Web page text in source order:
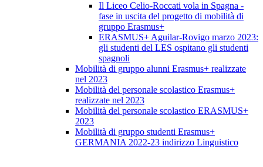
Il Liceo Celio-Roccati vola in Spagna -
fase in uscita del progetto di mobilità di
gruppo Erasmus+
ERASMUS+ Aguilar-Rovigo marzo 2023:
gli studenti del LES ospitano gli studenti
spagnoli
Mobilità di gruppo alunni Erasmus+ realizzate
nel 2023
Mobilità del personale scolastico Erasmus+
realizzate nel 2023
Mobilità del personale scolastico ERASMUS+
2023
Mobilità di gruppo studenti Erasmus+
GERMANIA 2022-23 indirizzo Linguistico